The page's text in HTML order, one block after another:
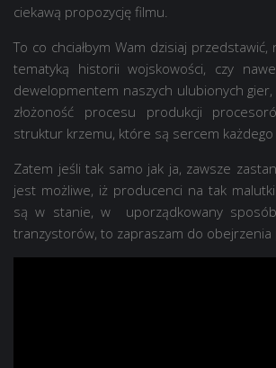
ciekawą propozycję filmu.
To co chciałbym Wam dzisiaj
tematyką historii wojskowości, czy
dewelopmentem naszych ulubionych
złożoność procesu produkcji
struktur krzemu, które są sercem
Zatem jeśli tak samo jak ja, zawsze
jest możliwe, iż producenci na tak
są w stanie, w uporządkowany
tranzystorów, to zapraszam do obejrzenia